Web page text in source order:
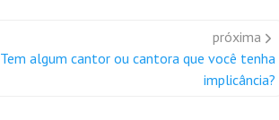
próxima
Tem algum cantor ou cantora que você tenha
implicância?